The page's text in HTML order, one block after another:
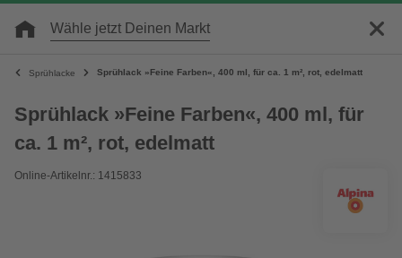
Wähle jetzt Deinen Markt
Sprühlacke Sprühlack »Feine Farben«, 400 ml, für ca. 1 m², rot, edelmatt
Sprühlack »Feine Farben«, 400 ml, für
ca. 1 m², rot, edelmatt
Online-Artikelnr.: 1415833